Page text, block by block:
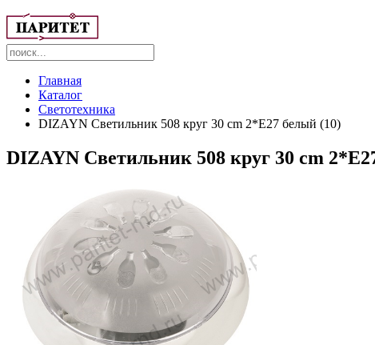
Главная
Каталог
Светотехника
DIZAYN Светильник 508 круг 30 cm 2*Е27 белый (10)
DIZAYN Светильник 508 круг 30 cm